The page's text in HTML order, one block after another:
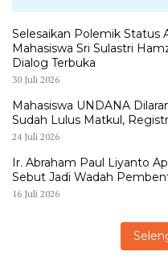
Selesaikan Polemik Status
Mahasiswa Sri Sulastri
Dialog Terbuka
30 Juli 2026
Mahasiswa UNDANA
Sudah Lulus Matkul,
24 Juli 2026
Ir. Abraham Paul Liyanto
Sebut Jadi Wadah
16 Juli 2026